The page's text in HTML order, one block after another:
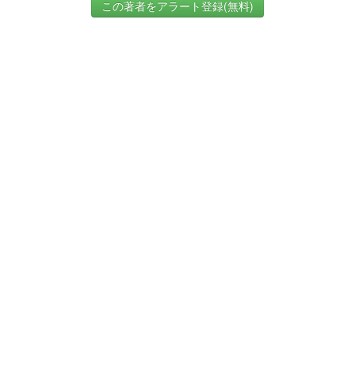
この著者をアラート登録(無料)